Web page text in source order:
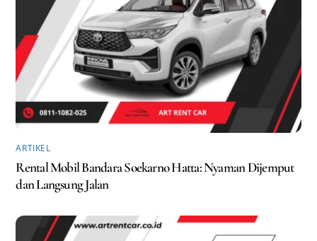
ARTIKEL
Rental Mobil Bandara Soekarno Hatta: Nyaman Dijemput
dan Langsung Jalan